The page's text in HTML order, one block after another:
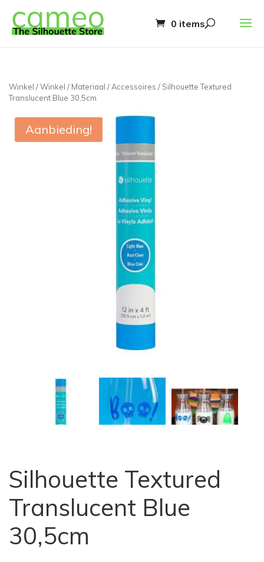
0 items
Winkel /Winkel / Materiaal / Accessoires / Silhouette Textured
Translucent Blue 30,5cm
Aanbieding!
Silhouette Textured
Translucent Blue
30,5cm